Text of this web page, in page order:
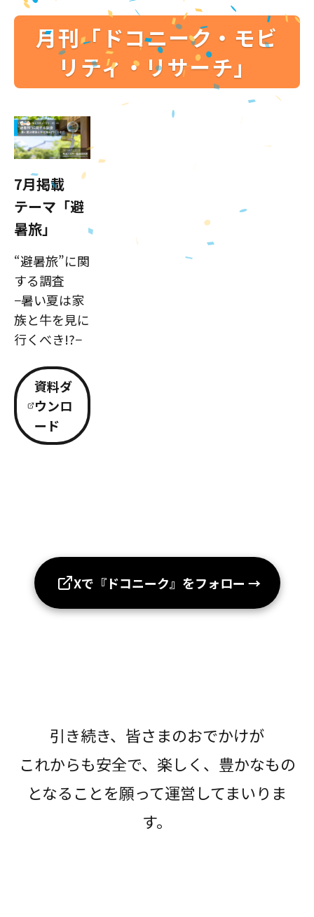
月刊「ドコニーク・モビ
リティ・リサーチ」
7月掲載
テーマ「避
暑旅」
“避暑旅”に関
する調査
−暑い夏は家
族と牛を見に
行くべき!?−
資料ダ
ウンロ
ード
Xで『ドコニーク』をフォロー →
引き続き、皆さまのおでかけが
これからも安全で、楽しく、豊かなもの
となることを願って運営してまいりま
す。